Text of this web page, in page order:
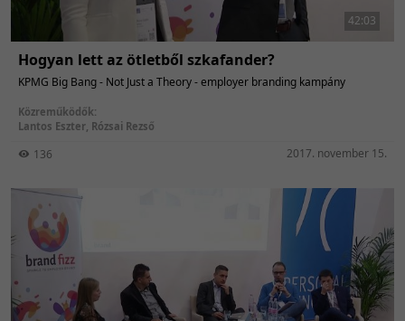
42:03
Hogyan lett az ötletből szkafander?
KPMG Big Bang - Not Just a Theory - employer branding kampány
Közreműködők:
Lantos Eszter Rózsai Rezső
136 2017. november 15.